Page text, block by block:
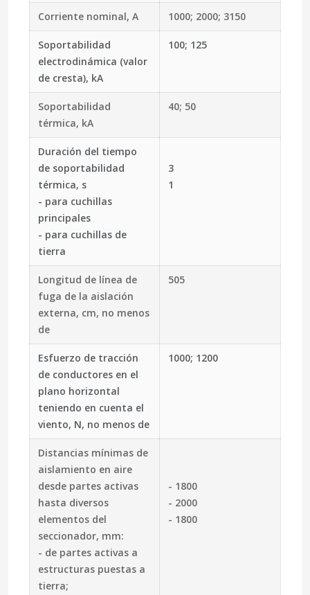
Corriente nominal, A 1000; 2000; 3150
Soportabilidad
electrodinámica (valor
de cresta), kA
100; 125
Soportabilidad
térmica, kA
40; 50
Duración del tiempo
de soportabilidad
térmica, s
- para cuchillas
principales
- para cuchillas de
tierra
3
1
Longitud de línea de
fuga de la aislación
externa, cm, no menos
de
505
Esfuerzo de tracción
de conductores en el
plano horizontal
teniendo en cuenta el
viento, N, no menos de
1000; 1200
Distancias mínimas de
aislamiento en aire
desde partes activas
hasta diversos
elementos del
seccionador, mm:
- de partes activas a
estructuras puestas a
tierra;
- 1800
- 2000
- 1800